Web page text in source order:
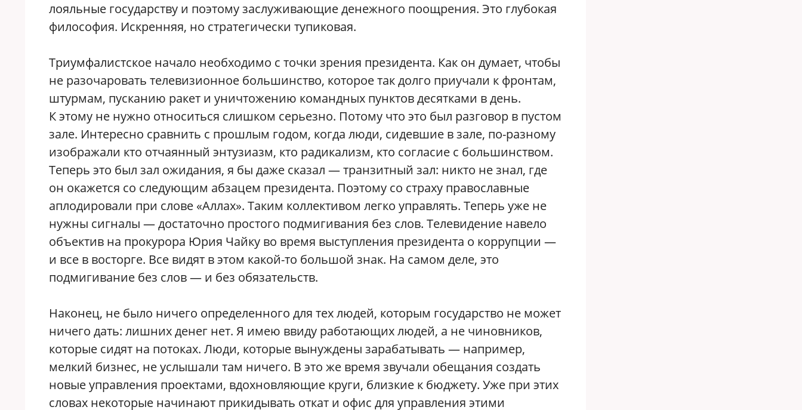
лояльные государству и поэтому заслуживающие денежного поощрения. Это глубокая
философия. Искренняя, но стратегически тупиковая.
Триумфалистское начало необходимо с точки зрения президента. Как он думает, чтобы
не разочаровать телевизионное большинство, которое так долго приучали к фронтам,
штурмам, пусканию ракет и уничтожению командных пунктов десятками в день.
К этому не нужно относиться слишком серьезно. Потому что это был разговор в пустом
зале. Интересно сравнить с прошлым годом, когда люди, сидевшие в зале, по-разному
изображали кто отчаянный энтузиазм, кто радикализм, кто согласие с большинством.
Теперь это был зал ожидания, я бы даже сказал — транзитный зал: никто не знал, где
он окажется со следующим абзацем президента. Поэтому со страху православные
аплодировали при слове «Аллах». Таким коллективом легко управлять. Теперь уже не
нужны сигналы — достаточно простого подмигивания без слов. Телевидение навело
объектив на прокурора Юрия Чайку во время выступления президента о коррупции —
и все в восторге. Все видят в этом какой-то большой знак. На самом деле, это
подмигивание без слов — и без обязательств.
Наконец, не было ничего определенного для тех людей, которым государство не может
ничего дать: лишних денег нет. Я имею ввиду работающих людей, а не чиновников,
которые сидят на потоках. Люди, которые вынуждены зарабатывать — например,
мелкий бизнес, не услышали там ничего. В это же время звучали обещания создать
новые управления проектами, вдохновляющие круги, близкие к бюджету. Уже при этих
словах некоторые начинают прикидывать откат и офис для управления этими